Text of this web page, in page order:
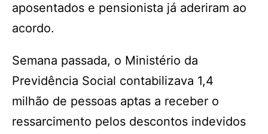
aposentados e pensionista já aderiram ao
acordo.
Semana passada, o Ministério da
Previdência Social contabilizava 1,4
milhão de pessoas aptas a receber o
ressarcimento pelos descontos indevidos